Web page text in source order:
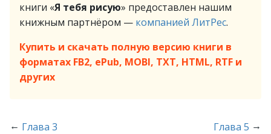
книги «Я тебя рисую» предоставлен нашим
книжным партнёром — компанией ЛитРес.
Купить и скачать полную версию книги в
форматах FB2, ePub, MOBI, TXT, HTML, RTF и
других
← Глава 3 Глава 5 →